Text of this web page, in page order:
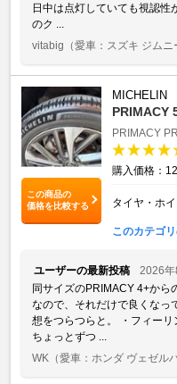
日中は点灯していても視認性
のク ...
vitabig （愛車：スズキ ジムニ
この商品の
価格を比較する
MICHELIN
PRIMACY
PRIMACY
購入価格：
タイヤ・ホ
このカテゴ
ユーザーの最新投稿
2026
同サイズのPRIMACY 4+から
なので、それだけで良くなっ
想をつらつらと。 ・フィーリ
ちょっとずつ ...
WK （愛車：ホンダ ヴェゼル